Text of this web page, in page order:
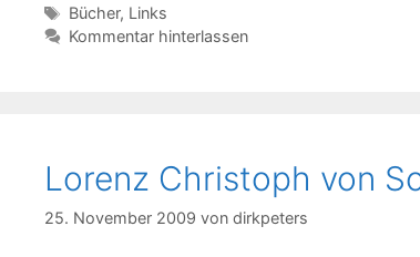
Schlagwörter
Bücher, Links
Kommentar hinterlassen
Lorenz Christoph von
25. November 2009 von dirkpeters